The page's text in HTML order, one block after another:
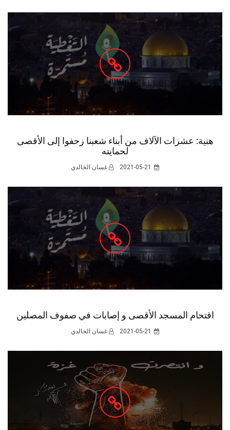
هنية: عشرات الآلاف من أبناء شعبنا زحفوا إلى الأقصى
لحمايته
2021-05-21 غسان الخالدي
اقتحام المسجد الأقصى و إصابات في صفوف المصلين
2021-05-21 غسان الخالدي